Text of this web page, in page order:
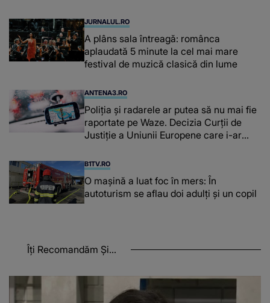
JURNALUL.RO
A plâns sala întreagă: românca
aplaudată 5 minute la cel mai mare
festival de muzică clasică din lume
ANTENA3.RO
Poliţia şi radarele ar putea să nu mai fie
raportate pe Waze. Decizia Curţii de
Justiție a Uniunii Europene care i-ar
B1TV.RO
O maşină a luat foc în mers: În
autoturism se aflau doi adulți și un copil
Îți Recomandăm Și...